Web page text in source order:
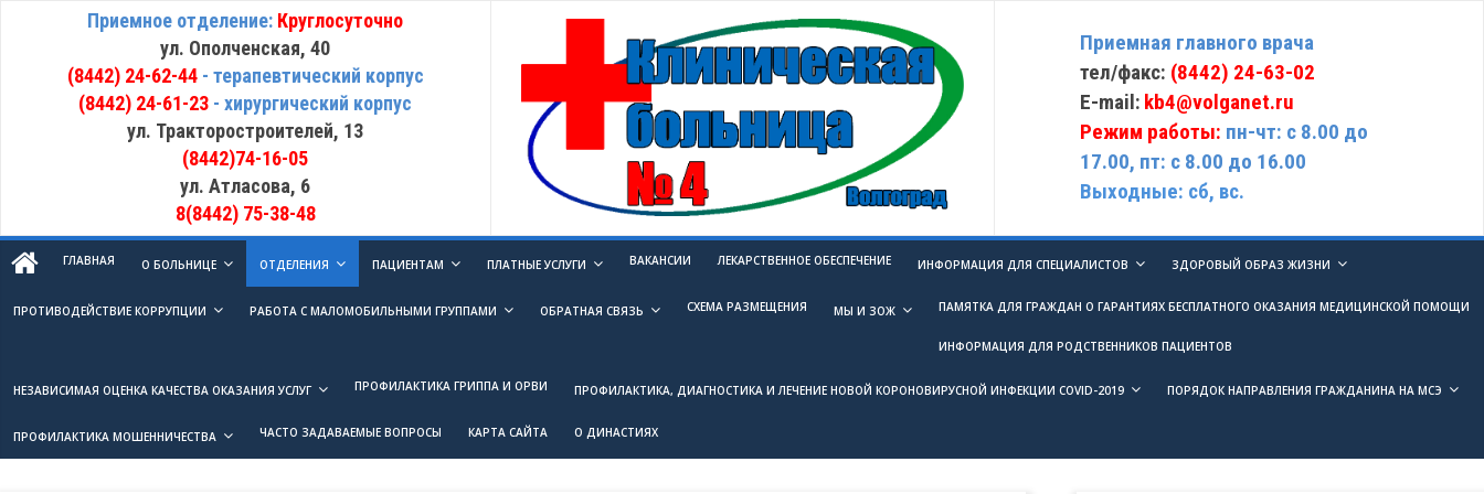
Приемное отделение: Круглосуточно
ул. Ополченская, 40
(8442) 24-62-44 - терапевтический корпус
(8442) 24-61-23 - хирургический корпус
ул. Тракторостроителей, 13
(8442)74-16-05
ул. Атласова, 6
8(8442) 75-38-48
Приемная главного врача
тел/факс: (8442) 24-63-02
E-mail: kb4@volganet.ru
Режим работы: пн-чт: с 8.00 до
17.00, пт: с 8.00 до 16.00
Выходные: сб, вс.
ГЛАВНАЯ О БОЛЬНИЦЕ ОТДЕЛЕНИЯ ПАЦИЕНТАМ ПЛАТНЫЕ УСЛУГИ ВАКАНСИИ ЛЕКАРСТВЕННОЕ ОБЕСПЕЧЕНИЕ ИНФОРМАЦИЯ ДЛЯ СПЕЦИАЛИСТОВ ЗДОРОВЫЙ ОБРАЗ ЖИЗНИ
ПРОТИВОДЕЙСТВИЕ КОРРУПЦИИ РАБОТА С МАЛОМОБИЛЬНЫМИ ГРУППАМИ ОБРАТНАЯ СВЯЗЬ СХЕМА РАЗМЕЩЕНИЯ МЫ И ЗОЖ ПАМЯТКА ДЛЯ ГРАЖДАН О ГАРАНТИЯХ БЕСПЛАТНОГО ОКАЗАНИЯ МЕДИЦИНСКОЙ ПОМОЩИ
ИНФОРМАЦИЯ ДЛЯ РОДСТВЕННИКОВ ПАЦИЕНТОВ
НЕЗАВИСИМАЯ ОЦЕНКА КАЧЕСТВА ОКАЗАНИЯ УСЛУГ ПРОФИЛАКТИКА ГРИППА И ОРВИ ПРОФИЛАКТИКА, ДИАГНОСТИКА И ЛЕЧЕНИЕ НОВОЙ КОРОНОВИРУСНОЙ ИНФЕКЦИИ COVID-2019 ПОРЯДОК НАПРАВЛЕНИЯ ГРАЖДАНИНА НА МСЭ
ПРОФИЛАКТИКА МОШЕННИЧЕСТВА ЧАСТО ЗАДАВАЕМЫЕ ВОПРОСЫ КАРТА САЙТА О ДИНАСТИЯХ